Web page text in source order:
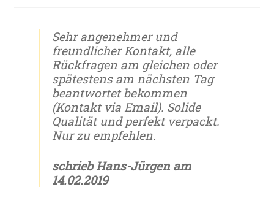
Sehr angenehmer und
freundlicher Kontakt, alle
Rückfragen am gleichen oder
spätestens am nächsten Tag
beantwortet bekommen
(Kontakt via Email). Solide
Qualität und perfekt verpackt.
Nur zu empfehlen.
schrieb Hans-Jürgen am
14.02.2019